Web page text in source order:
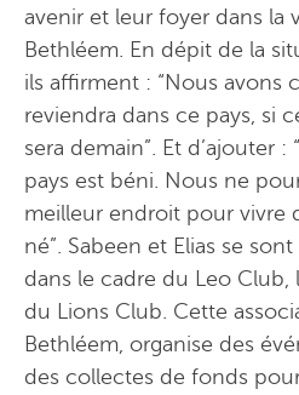
avenir et leur foyer dans la
Bethléem. En dépit de la
ils affirment : “Nous avons
reviendra dans ce pays, si
sera demain”. Et d’ajouter
pays est béni. Nous ne
meilleur endroit pour vivre
né”. Sabeen et Elias se
dans le cadre du Leo Club,
du Lions Club. Cette
Bethléem, organise des
des collectes de fonds